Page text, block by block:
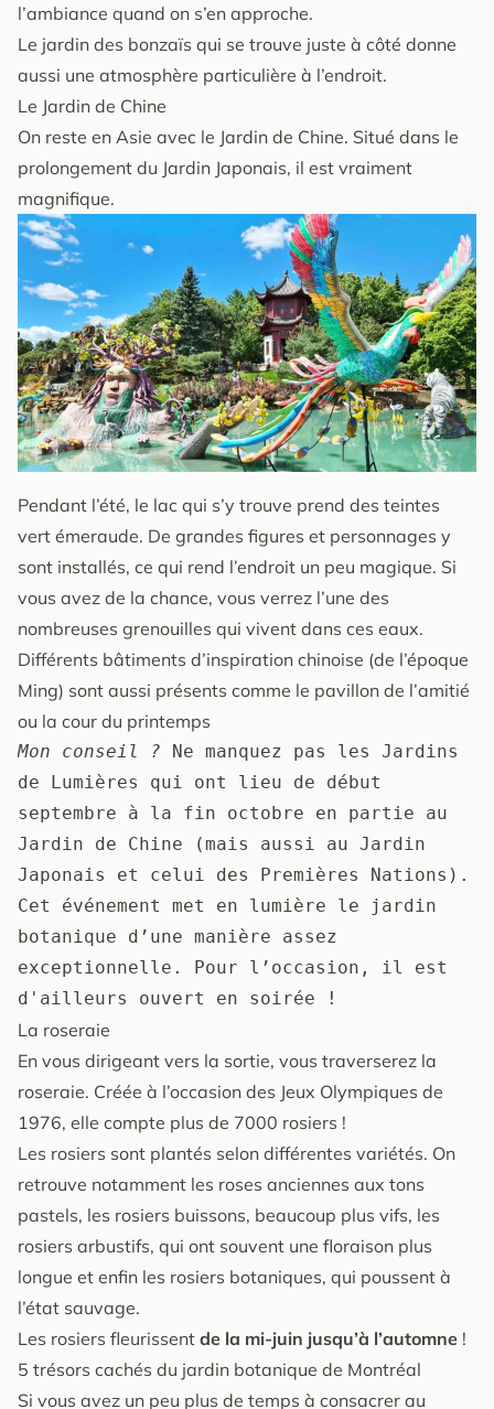
l’ambiance quand on s’en approche.
Le jardin des bonzaïs qui se trouve juste à côté donne
aussi une atmosphère particulière à l’endroit.
Le Jardin de Chine
On reste en Asie avec le Jardin de Chine. Situé dans le
prolongement du Jardin Japonais, il est vraiment
magnifique.
Pendant l’été, le lac qui s’y trouve prend des teintes
vert émeraude. De grandes figures et personnages y
sont installés, ce qui rend l’endroit un peu magique. Si
vous avez de la chance, vous verrez l’une des
nombreuses grenouilles qui vivent dans ces eaux.
Différents bâtiments d’inspiration chinoise (de l’époque
Ming) sont aussi présents comme le pavillon de l’amitié
ou la cour du printemps
Mon conseil ? Ne manquez pas les Jardins
de Lumières qui ont lieu de début
septembre à la fin octobre en partie au
Jardin de Chine (mais aussi au Jardin
Japonais et celui des Premières Nations).
Cet événement met en lumière le jardin
botanique d’une manière assez
exceptionnelle. Pour l’occasion, il est
d'ailleurs ouvert en soirée !
La roseraie
En vous dirigeant vers la sortie, vous traverserez la
roseraie. Créée à l’occasion des Jeux Olympiques de
1976, elle compte plus de 7000 rosiers !
Les rosiers sont plantés selon différentes variétés. On
retrouve notamment les roses anciennes aux tons
pastels, les rosiers buissons, beaucoup plus vifs, les
rosiers arbustifs, qui ont souvent une floraison plus
longue et enfin les rosiers botaniques, qui poussent à
l’état sauvage.
Les rosiers fleurissent de la mi-juin jusqu’à l’automne !
5 trésors cachés du jardin botanique de Montréal
Si vous avez un peu plus de temps à consacrer au